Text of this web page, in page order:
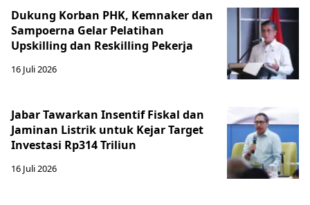
Dukung Korban PHK, Kemnaker dan
Sampoerna Gelar Pelatihan
Upskilling dan Reskilling Pekerja
16 Juli 2026
Jabar Tawarkan Insentif Fiskal dan
Jaminan Listrik untuk Kejar Target
Investasi Rp314 Triliun
16 Juli 2026